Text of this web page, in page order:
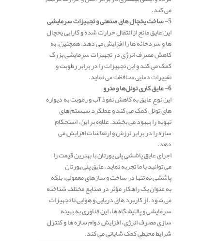
می‌ کند.
5- ساخت یخچال‌ های صنعتی و تجهیزات سرمایشی
این عایق مانع از انتقال حرارت شده و کارایی یخچال‌
ها و سردخانه‌ ها را افزایش می‌ دهد. همچنین، به
کاهش مصرف انرژی در تجهیزات سرمایشی بزرگ
کمک می‌ کند و این تجهیزات را در برابر رطوبت و
تغییرات دمایی محافظت می‌ نماید.
6- عایق‌ کاری تونل‌ها و مترو
این نوع عایق به کاهش نفوذ آب و رطوبت به دیواره‌
های تونل کمک می‌ کند و عملکرد سیستم‌ های
تهویه را بهبود می‌ بخشد. علاوه بر این، استحکام
سازه را در برابر لرزش و ارتعاشات افزایش می‌
دهد.
اجرای عایق پاششی پلی یورتان با بهترین قیمت را
می توانید با ما تجربه نماید. عایق پلی‌ یورتان
پاششی نه تنها در ساخت و سازهای معمولی، بلکه
به عنوان یک راهکار مؤثر در صنایع مختلف شناخته
می‌ شود. از کاربرد های دریایی و هوایی تا تجهیزات
سرمایشی و پالایشگاه‌ ها، این فناوری به بهینه‌
سازی مصرف انرژی، افزایش دوام سازه‌ ها و کنترل
شرایط محیطی کمک شایانی می‌ کند.